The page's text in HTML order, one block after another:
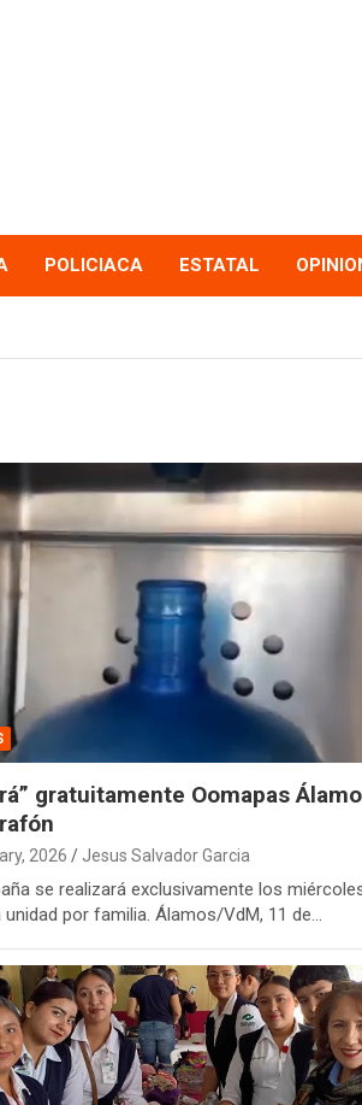
POLICIACA ESTATAL
gratuitamente Oomapas
2026 Jesus Salvador Garcia
se realizará exclusivamente los
unidad por familia. Álamos/VdM, 11 de…